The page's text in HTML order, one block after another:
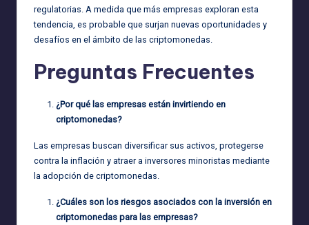
regulatorias. A medida que más empresas exploran esta
tendencia, es probable que surjan nuevas oportunidades y
desafíos en el ámbito de las criptomonedas.
Preguntas Frecuentes
¿Por qué las empresas están invirtiendo en
criptomonedas?
Las empresas buscan diversificar sus activos, protegerse
contra la inflación y atraer a inversores minoristas mediante
la adopción de criptomonedas.
¿Cuáles son los riesgos asociados con la inversión en
criptomonedas para las empresas?